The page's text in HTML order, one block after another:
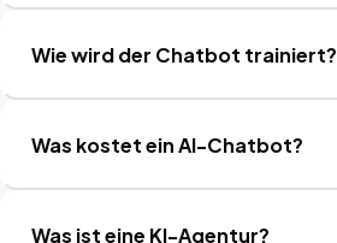
Wie wird der Chatbot trainiert?
Was kostet ein AI-Chatbot?
Was ist eine KI-Agentur?